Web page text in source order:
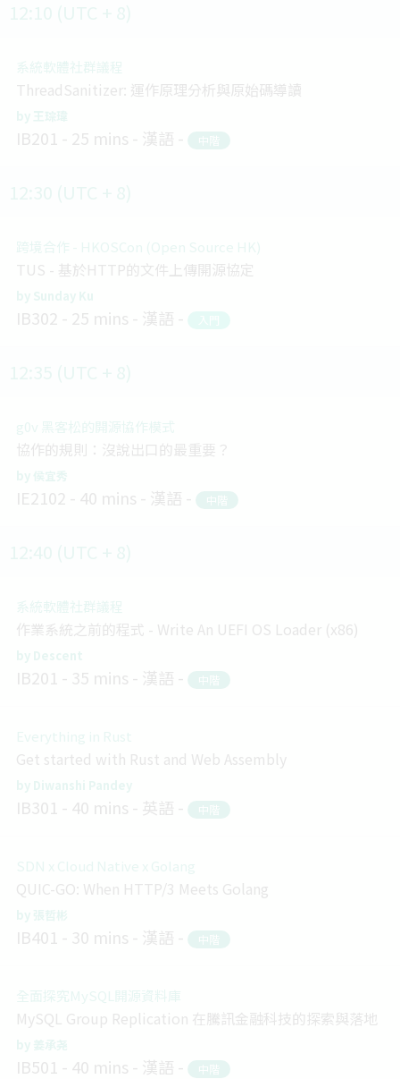
系統軟體社群議程
ThreadSanitizer: 運作原理分析與原始碼導讀
王琮瑋
IB201 25 mins 漢語 中階
跨境合作 - HKOSCon (Open Source HK)
TUS - 基於HTTP的文件上傳開源協定
Sunday Ku
IB302 25 mins 漢語 入門
g0v 黑客松的開源協作模式
協作的規則：沒說出口的最重要？
侯宜秀
IE2102 40 mins 漢語 中階
系統軟體社群議程
作業系統之前的程式 - Write An UEFI OS Loader (x86)
Descent
IB201 35 mins 漢語 中階
Everything in Rust
Get started with Rust and Web Assembly
Diwanshi Pandey
IB301 40 mins 英語 中階
SDN x Cloud Native x Golang
QUIC-GO: When HTTP/3 Meets Golang
張哲彬
IB401 30 mins 漢語 中階
全面探究MySQL開源資料庫
MySQL Group Replication 在騰訊金融科技的探索與落地
姜承尧
IB501 40 mins 漢語 中階